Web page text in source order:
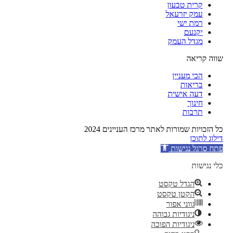
קרית טבעון
עמק יזרעאל
רמת ישי
יקנעם
מגדל העמק
שווה קריאה
הכי מעניין
בריאות
דעה אישית
חינוך
תרבות
כל הזכויות שמורות לאתר מרכז העניינים 2024
דילוג לתוכן
פתח סרגל נגישות
כלי נגישות
הגדל טקסט
הקטן טקסט
גווני אפור
ניגודיות גבוהה
ניגודיות הפוכה